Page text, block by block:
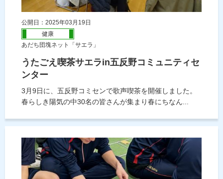
公開日：2025年03月19日
健康
あだち団塊ネット「サエラ」
うたごえ喫茶サエラin五反野コミュニティセ
ンター
3月9日に、五反野コミセンで歌声喫茶を開催しました。
春らしき陽気の中30名の皆さんが集まり春にちなん...